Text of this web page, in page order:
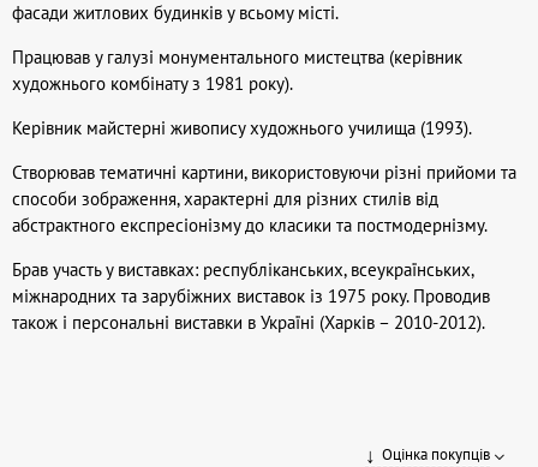
фасади житлових будинків у всьому місті.
Працював у галузі монументального мистецтва (керівник
художнього комбінату з 1981 року).
Керівник майстерні живопису художнього училища (1993).
Створював тематичні картини, використовуючи різні прийоми та
способи зображення, характерні для різних стилів від
абстрактного експресіонізму до класики та постмодернізму.
Брав участь у виставках: республіканських, всеукраїнських,
міжнародних та зарубіжних виставок із 1975 року. Проводив
також і персональні виставки в Україні (Харків – 2010-2012).
Оцінка покупців